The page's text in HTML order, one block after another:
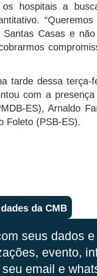
os hospitais a
Santas Casas e
tarde dessa
com a
ES), Arnaldo
Foleto (PSB-ES).
da CMB
seus dados
evento,
email e